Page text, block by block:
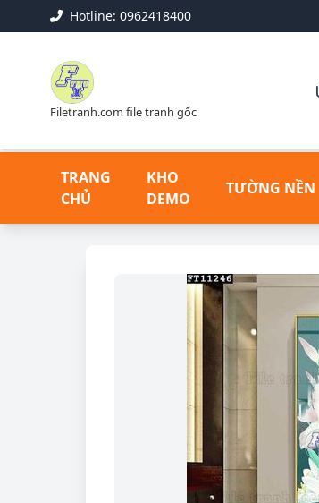
Hotline: 0962418400
Filetranh.com file tranh gốc
TRANG
CHỦ
KHO
DEMO
TƯỜNG NỀN